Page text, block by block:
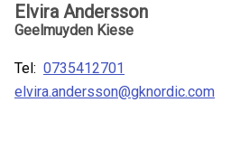
Elvira Andersson
Geelmuyden Kiese
Tel: 0735412701
elvira.andersson@gknordic.com